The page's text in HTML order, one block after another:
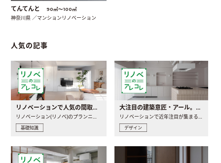
てんてんと 90㎡〜100㎡
神奈川県 ／マンションリノベーション
人気の記事
リノベーションで人気の間取りとは？トレンドの間取りと実例を徹底解説
リノベーション(リノベ)のプランニングで一番最初に決めるのは..
基礎知識
大注目の建築意匠・アール。人気の理由と空間に取り入れるポイント
リノベーションで近年注目が集まる建築意匠の一つであるアール..
デザイン